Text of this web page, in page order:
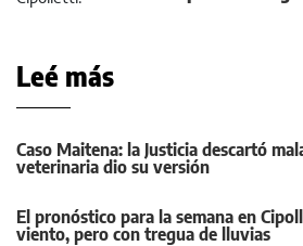
Leé más
Caso Maitena: la Justicia descartó
veterinaria dio su versión
El pronóstico para la semana en
viento, pero con tregua de lluvias